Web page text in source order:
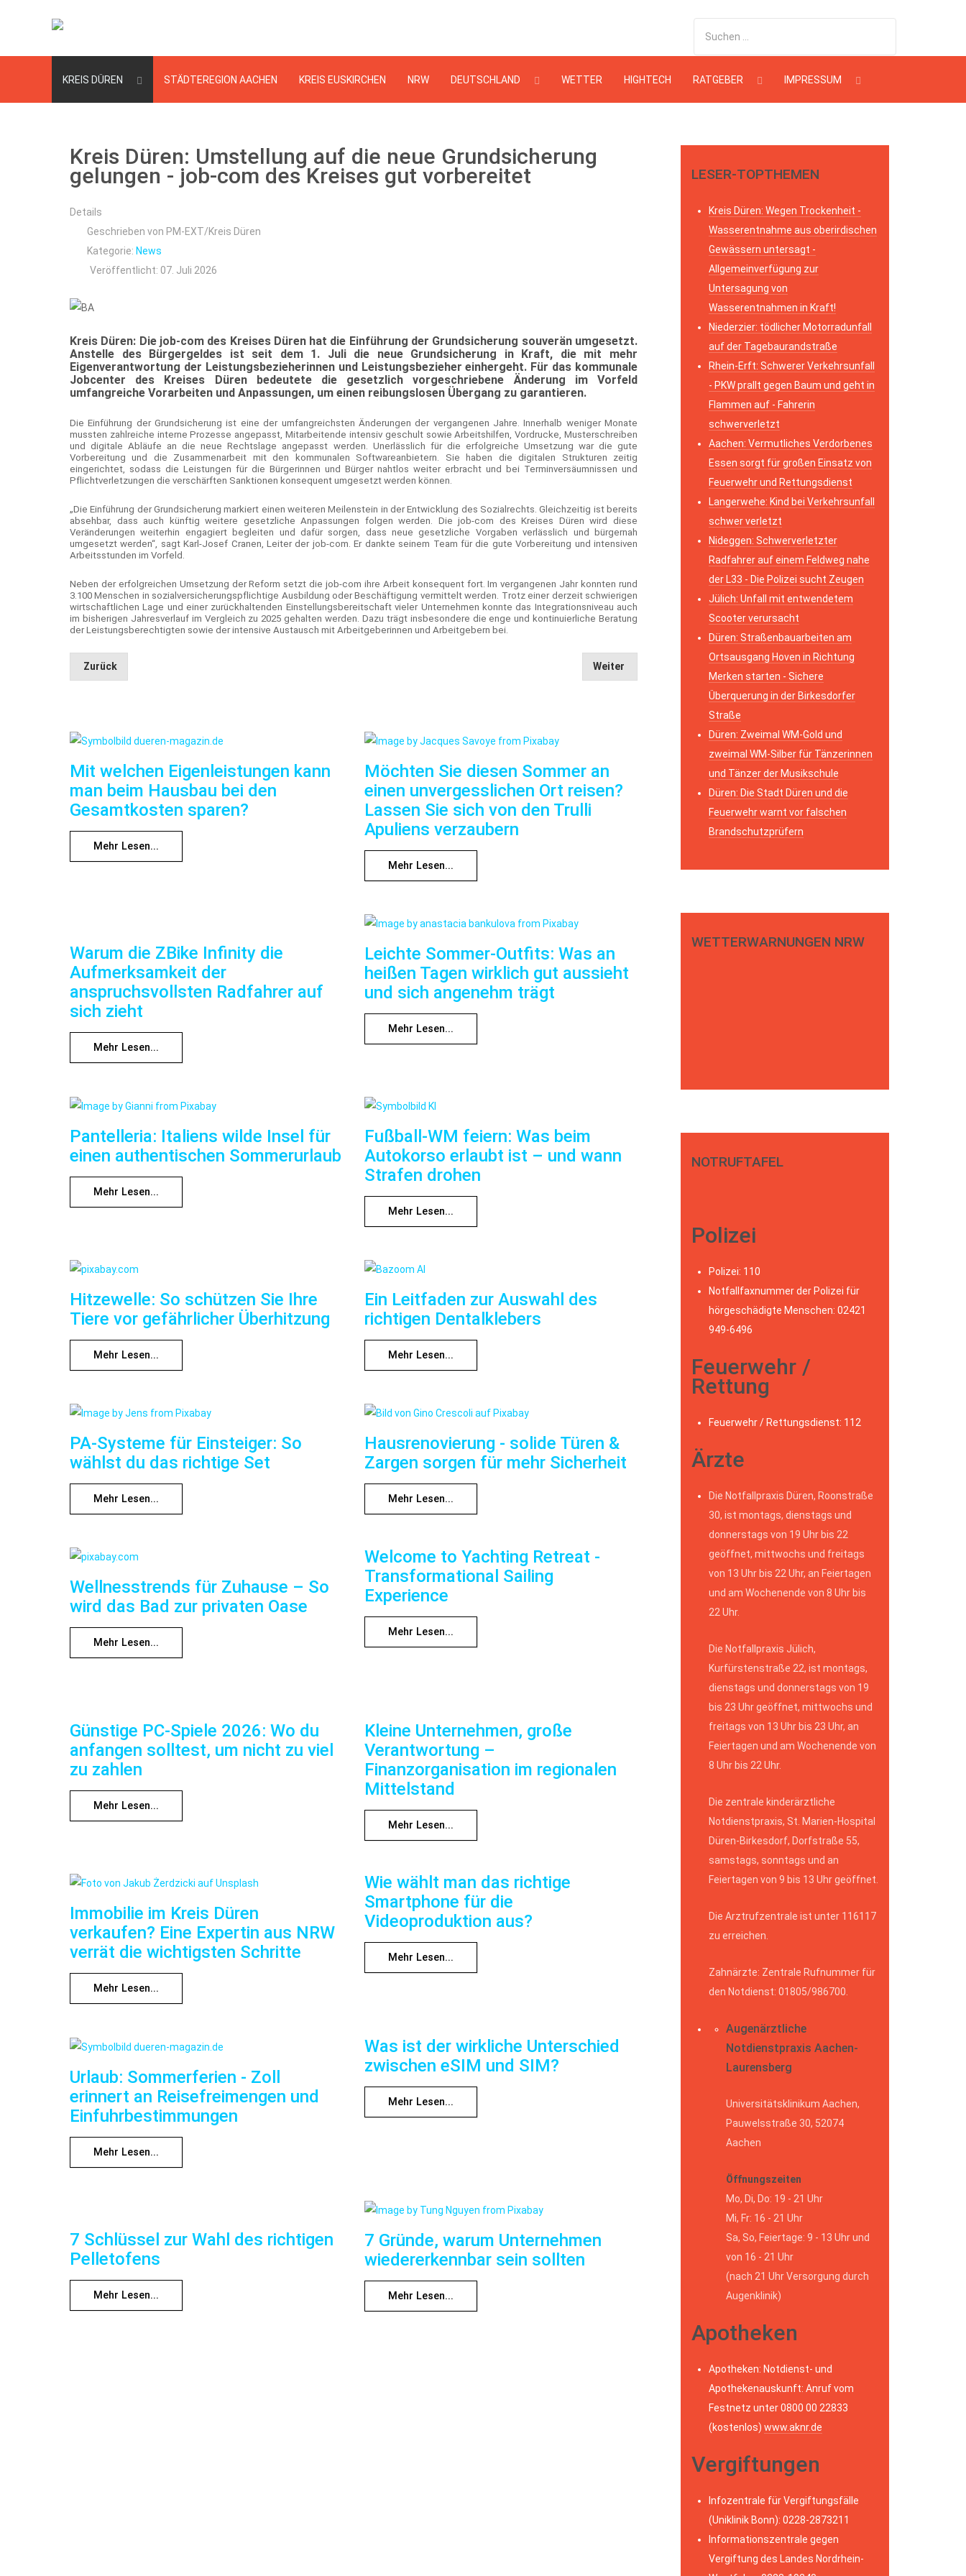
KREIS DÜREN STÄDTEREGION AACHEN KREIS EUSKIRCHEN NRW DEUTSCHLAND WETTER HIGHTECH RATGEBER IMPRESSUM
Kreis Düren: Umstellung auf die neue Grundsicherung
gelungen - job-com des Kreises gut vorbereitet
Details
Geschrieben von PM-EXT/Kreis Düren
Kategorie: News
Veröffentlicht: 07. Juli 2026
Kreis Düren: Die job-com des Kreises Düren hat die Einführung der Grundsicherung souverän umgesetzt.
Anstelle des Bürgergeldes ist seit dem 1. Juli die neue Grundsicherung in Kraft, die mit mehr
Eigenverantwortung der Leistungsbezieherinnen und Leistungsbezieher einhergeht. Für das kommunale
Jobcenter des Kreises Düren bedeutete die gesetzlich vorgeschriebene Änderung im Vorfeld
umfangreiche Vorarbeiten und Anpassungen, um einen reibungslosen Übergang zu garantieren.
Die Einführung der Grundsicherung ist eine der umfangreichsten Änderungen der vergangenen Jahre. Innerhalb weniger Monate
mussten zahlreiche interne Prozesse angepasst, Mitarbeitende intensiv geschult sowie Arbeitshilfen, Vordrucke, Musterschreiben
und digitale Abläufe an die neue Rechtslage angepasst werden. Unerlässlich für die erfolgreiche Umsetzung war die gute
Vorbereitung und die Zusammenarbeit mit den kommunalen Softwareanbietern. Sie haben die digitalen Strukturen zeitig
eingerichtet, sodass die Leistungen für die Bürgerinnen und Bürger nahtlos weiter erbracht und bei Terminversäumnissen und
Pflichtverletzungen die verschärften Sanktionen konsequent umgesetzt werden können.
„Die Einführung der Grundsicherung markiert einen weiteren Meilenstein in der Entwicklung des Sozialrechts. Gleichzeitig ist bereits
absehbar, dass auch künftig weitere gesetzliche Anpassungen folgen werden. Die job-com des Kreises Düren wird diese
Veränderungen weiterhin engagiert begleiten und dafür sorgen, dass neue gesetzliche Vorgaben verlässlich und bürgernah
umgesetzt werden“, sagt Karl-Josef Cranen, Leiter der job-com. Er dankte seinem Team für die gute Vorbereitung und intensiven
Arbeitsstunden im Vorfeld.
Neben der erfolgreichen Umsetzung der Reform setzt die job-com ihre Arbeit konsequent fort. Im vergangenen Jahr konnten rund
3.100 Menschen in sozialversicherungspflichtige Ausbildung oder Beschäftigung vermittelt werden. Trotz einer derzeit schwierigen
wirtschaftlichen Lage und einer zurückhaltenden Einstellungsbereitschaft vieler Unternehmen konnte das Integrationsniveau auch
im bisherigen Jahresverlauf im Vergleich zu 2025 gehalten werden. Dazu trägt insbesondere die enge und kontinuierliche Beratung
der Leistungsberechtigten sowie der intensive Austausch mit Arbeitgeberinnen und Arbeitgebern bei.
Zurück Weiter
Mit welchen Eigenleistungen kann
man beim Hausbau bei den
Gesamtkosten sparen?
Mehr Lesen...
Möchten Sie diesen Sommer an
einen unvergesslichen Ort reisen?
Lassen Sie sich von den Trulli
Apuliens verzaubern
Mehr Lesen...
Warum die ZBike Infinity die
Aufmerksamkeit der
anspruchsvollsten Radfahrer auf
sich zieht
Mehr Lesen...
Leichte Sommer-Outfits: Was an
heißen Tagen wirklich gut aussieht
und sich angenehm trägt
Mehr Lesen...
Pantelleria: Italiens wilde Insel für
einen authentischen Sommerurlaub
Mehr Lesen...
Fußball-WM feiern: Was beim
Autokorso erlaubt ist – und wann
Strafen drohen
Mehr Lesen...
Hitzewelle: So schützen Sie Ihre
Tiere vor gefährlicher Überhitzung
Mehr Lesen...
Ein Leitfaden zur Auswahl des
richtigen Dentalklebers
Mehr Lesen...
PA-Systeme für Einsteiger: So
wählst du das richtige Set
Mehr Lesen...
Hausrenovierung - solide Türen &
Zargen sorgen für mehr Sicherheit
Mehr Lesen...
Wellnesstrends für Zuhause – So
wird das Bad zur privaten Oase
Mehr Lesen...
Welcome to Yachting Retreat -
Transformational Sailing
Experience
Mehr Lesen...
Günstige PC-Spiele 2026: Wo du
anfangen solltest, um nicht zu viel
zu zahlen
Mehr Lesen...
Kleine Unternehmen, große
Verantwortung –
Finanzorganisation im regionalen
Mittelstand
Mehr Lesen...
Immobilie im Kreis Düren
verkaufen? Eine Expertin aus NRW
verrät die wichtigsten Schritte
Mehr Lesen...
Wie wählt man das richtige
Smartphone für die
Videoproduktion aus?
Mehr Lesen...
Urlaub: Sommerferien - Zoll
erinnert an Reisefreimengen und
Einfuhrbestimmungen
Mehr Lesen...
Was ist der wirkliche Unterschied
zwischen eSIM und SIM?
Mehr Lesen...
7 Schlüssel zur Wahl des richtigen
Pelletofens
Mehr Lesen...
7 Gründe, warum Unternehmen
wiedererkennbar sein sollten
Mehr Lesen...
LESER-TOPTHEMEN
Kreis Düren: Wegen Trockenheit -
Wasserentnahme aus oberirdischen
Gewässern untersagt -
Allgemeinverfügung zur
Untersagung von
Wasserentnahmen in Kraft!
Niederzier: tödlicher Motorradunfall
auf der Tagebaurandstraße
Rhein-Erft: Schwerer Verkehrsunfall
- PKW prallt gegen Baum und geht in
Flammen auf - Fahrerin
schwerverletzt
Aachen: Vermutliches Verdorbenes
Essen sorgt für großen Einsatz von
Feuerwehr und Rettungsdienst
Langerwehe: Kind bei Verkehrsunfall
schwer verletzt
Nideggen: Schwerverletzter
Radfahrer auf einem Feldweg nahe
der L33 - Die Polizei sucht Zeugen
Jülich: Unfall mit entwendetem
Scooter verursacht
Düren: Straßenbauarbeiten am
Ortsausgang Hoven in Richtung
Merken starten - Sichere
Überquerung in der Birkesdorfer
Straße
Düren: Zweimal WM-Gold und
zweimal WM-Silber für Tänzerinnen
und Tänzer der Musikschule
Düren: Die Stadt Düren und die
Feuerwehr warnt vor falschen
Brandschutzprüfern
WETTERWARNUNGEN NRW
NOTRUFTAFEL
Polizei
Polizei: 110
Notfallfaxnummer der Polizei für
hörgeschädigte Menschen: 02421
949-6496
Feuerwehr /
Rettung
Feuerwehr / Rettungsdienst: 112
Ärzte
Die Notfallpraxis Düren, Roonstraße
30, ist montags, dienstags und
donnerstags von 19 Uhr bis 22
geöffnet, mittwochs und freitags
von 13 Uhr bis 22 Uhr, an Feiertagen
und am Wochenende von 8 Uhr bis
22 Uhr.
Die Notfallpraxis Jülich,
Kurfürstenstraße 22, ist montags,
dienstags und donnerstags von 19
bis 23 Uhr geöffnet, mittwochs und
freitags von 13 Uhr bis 23 Uhr, an
Feiertagen und am Wochenende von
8 Uhr bis 22 Uhr.
Die zentrale kinderärztliche
Notdienstpraxis, St. Marien-Hospital
Düren-Birkesdorf, Dorfstraße 55,
samstags, sonntags und an
Feiertagen von 9 bis 13 Uhr geöffnet.
Die Arztrufzentrale ist unter 116117
zu erreichen.
Zahnärzte: Zentrale Rufnummer für
den Notdienst: 01805/986700.
Augenärztliche
Notdienstpraxis Aachen-
Laurensberg
Universitätsklinikum Aachen,
Pauwelsstraße 30, 52074
Aachen
Öffnungszeiten
Mo, Di, Do: 19 - 21 Uhr
Mi, Fr: 16 - 21 Uhr
Sa, So, Feiertage: 9 - 13 Uhr und
von 16 - 21 Uhr
(nach 21 Uhr Versorgung durch
Augenklinik)
Apotheken
Apotheken: Notdienst- und
Apothekenauskunft: Anruf vom
Festnetz unter 0800 00 22833
(kostenlos) www.aknr.de
Vergiftungen
Infozentrale für Vergiftungsfälle
(Uniklinik Bonn): 0228-2873211
Informationszentrale gegen
Vergiftung des Landes Nordrhein-